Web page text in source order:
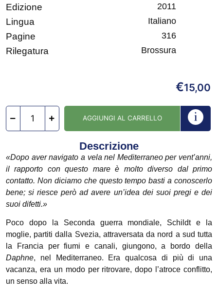
Edizione 2011
Lingua Italiano
Pagine 316
Rilegatura Brossura
€15,00
AGGIUNGI AL CARRELLO
Descrizione
«Dopo aver navigato a vela nel Mediterraneo per vent’anni,
il rapporto con questo mare è molto diverso dal primo
contatto. Non diciamo che questo tempo basti a conoscerlo
bene; si riesce però ad avere un’idea dei suoi pregi e dei
suoi difetti.»
Poco dopo la Seconda guerra mondiale, Schildt e la
moglie, partiti dalla Svezia, attraversata da nord a sud tutta
la Francia per fiumi e canali, giungono, a bordo della
Daphne, nel Mediterraneo. Era qualcosa di più di una
vacanza, era un modo per ritrovare, dopo l’atroce conflitto,
un senso alla vita.